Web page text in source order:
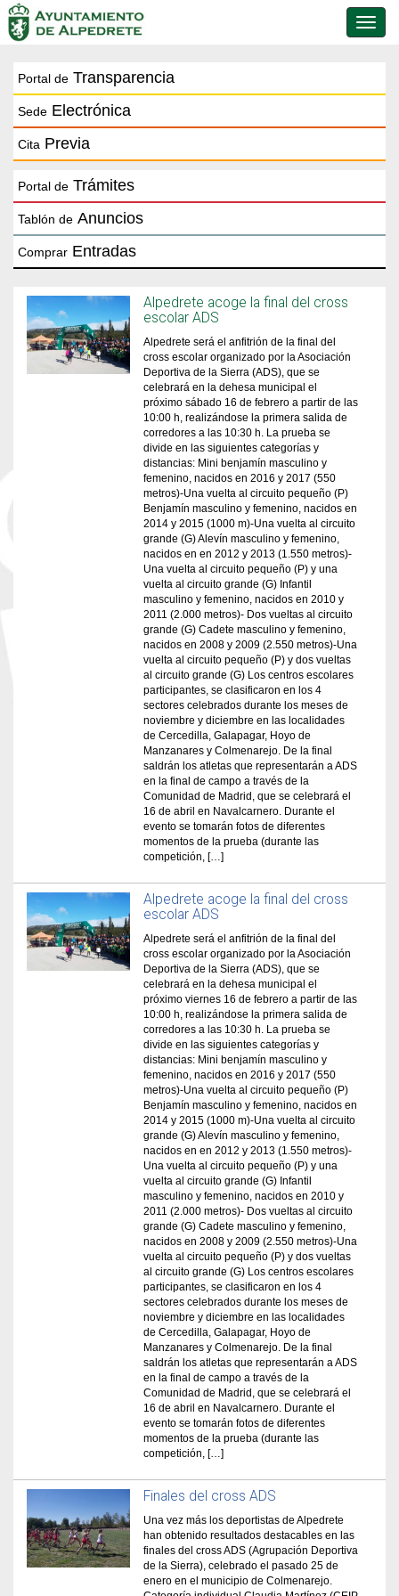
de
Portal de Transparencia
Sede Electrónica
Cita Previa
Portal de Trámites
Tablón de Anuncios
Comprar Entradas
Alpedrete acoge la final del cross
escolar ADS
Alpedrete será el anfitrión de la final del
cross escolar organizado por la Asociación
Deportiva de la Sierra (ADS), que se
celebrará en la dehesa municipal el
próximo sábado 16 de febrero a partir de las
10:00 h, realizándose la primera salida de
corredores a las 10:30 h. La prueba se
divide en las siguientes categorías y
distancias: Mini benjamín masculino y
femenino, nacidos en 2016 y 2017 (550
metros)-Una vuelta al circuito pequeño (P)
Benjamín masculino y femenino, nacidos en
2014 y 2015 (1000 m)-Una vuelta al circuito
grande (G) Alevín masculino y femenino,
nacidos en en 2012 y 2013 (1.550 metros)-
Una vuelta al circuito pequeño (P) y una
vuelta al circuito grande (G) Infantil
masculino y femenino, nacidos en 2010 y
2011 (2.000 metros)- Dos vueltas al circuito
grande (G) Cadete masculino y femenino,
nacidos en 2008 y 2009 (2.550 metros)-Una
vuelta al circuito pequeño (P) y dos vueltas
al circuito grande (G) Los centros escolares
participantes, se clasificaron en los 4
sectores celebrados durante los meses de
noviembre y diciembre en las localidades
de Cercedilla, Galapagar, Hoyo de
Manzanares y Colmenarejo. De la final
saldrán los atletas que representarán a ADS
en la final de campo a través de la
Comunidad de Madrid, que se celebrará el
16 de abril en Navalcarnero. Durante el
evento se tomarán fotos de diferentes
momentos de la prueba (durante las
competición, […]
Alpedrete acoge la final del cross
escolar ADS
Alpedrete será el anfitrión de la final del
cross escolar organizado por la Asociación
Deportiva de la Sierra (ADS), que se
celebrará en la dehesa municipal el
próximo viernes 16 de febrero a partir de las
10:00 h, realizándose la primera salida de
corredores a las 10:30 h. La prueba se
divide en las siguientes categorías y
distancias: Mini benjamín masculino y
femenino, nacidos en 2016 y 2017 (550
metros)-Una vuelta al circuito pequeño (P)
Benjamín masculino y femenino, nacidos en
2014 y 2015 (1000 m)-Una vuelta al circuito
grande (G) Alevín masculino y femenino,
nacidos en en 2012 y 2013 (1.550 metros)-
Una vuelta al circuito pequeño (P) y una
vuelta al circuito grande (G) Infantil
masculino y femenino, nacidos en 2010 y
2011 (2.000 metros)- Dos vueltas al circuito
grande (G) Cadete masculino y femenino,
nacidos en 2008 y 2009 (2.550 metros)-Una
vuelta al circuito pequeño (P) y dos vueltas
al circuito grande (G) Los centros escolares
participantes, se clasificaron en los 4
sectores celebrados durante los meses de
noviembre y diciembre en las localidades
de Cercedilla, Galapagar, Hoyo de
Manzanares y Colmenarejo. De la final
saldrán los atletas que representarán a ADS
en la final de campo a través de la
Comunidad de Madrid, que se celebrará el
16 de abril en Navalcarnero. Durante el
evento se tomarán fotos de diferentes
momentos de la prueba (durante las
competición, […]
Finales del cross ADS
Una vez más los deportistas de Alpedrete
han obtenido resultados destacables en las
finales del cross ADS (Agrupación Deportiva
de la Sierra), celebrado el pasado 25 de
enero en el municipio de Colmenarejo.